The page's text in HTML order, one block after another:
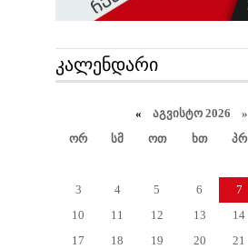
ᲙᲐᲚᲔᲜᲓᲐᲠᲘ
« აგვისტო 2026 »
ორ
სმ ოთ ხთ პრ
3
4 5 6 7
10
11 12 13 14
17
18 19 20 21